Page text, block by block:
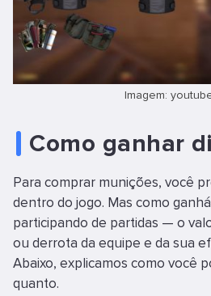
Imagem:
Como ganhar
Para comprar munições, você
dentro do jogo. Mas como
participando de partidas — o
ou derrota da equipe e da sua
Abaixo, explicamos como você
quanto.